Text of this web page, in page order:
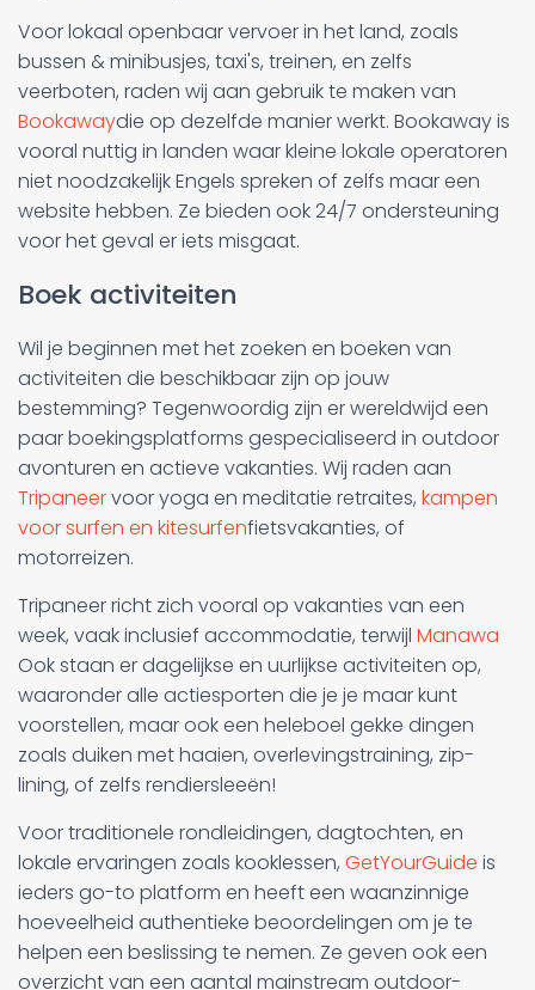
Voor lokaal openbaar vervoer in het land, zoals
bussen & minibusjes, taxi's, treinen, en zelfs
veerboten, raden wij aan gebruik te maken van
Bookawaydie op dezelfde manier werkt. Bookaway is
vooral nuttig in landen waar kleine lokale operatoren
niet noodzakelijk Engels spreken of zelfs maar een
website hebben. Ze bieden ook 24/7 ondersteuning
voor het geval er iets misgaat.
Boek activiteiten
Wil je beginnen met het zoeken en boeken van
activiteiten die beschikbaar zijn op jouw
bestemming? Tegenwoordig zijn er wereldwijd een
paar boekingsplatforms gespecialiseerd in outdoor
avonturen en actieve vakanties. Wij raden aan
Tripaneervoor yoga en meditatie retraites, kampen
voor surfen en kitesurfenfietsvakanties, of
motorreizen.
Tripaneer richt zich vooral op vakanties van een
week, vaak inclusief accommodatie, terwijl Manawa
Ook staan er dagelijkse en uurlijkse activiteiten op,
waaronder alle actiesporten die je je maar kunt
voorstellen, maar ook een heleboel gekke dingen
zoals duiken met haaien, overlevingstraining, zip-
lining, of zelfs rendiersleeën!
Voor traditionele rondleidingen, dagtochten, en
lokale ervaringen zoals kooklessen, GetYourGuide is
ieders go-to platform en heeft een waanzinnige
hoeveelheid authentieke beoordelingen om je te
helpen een beslissing te nemen. Ze geven ook een
overzicht van een aantal mainstream outdoor-